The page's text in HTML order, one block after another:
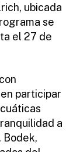
ubicada
se
el 27 de
participar
a
Bodek,